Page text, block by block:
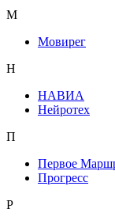
М
Мовирег
Н
НАВИА
Нейротех
П
Первое
Прогресс
Р